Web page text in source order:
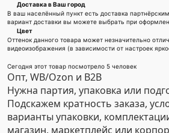
Доставка в Ваш город
В ваш населённый пункт есть доставка
вариант доставки вы можете выбрать при
Цвет
Оттенок данного товара может незначительно
видеоизображения (в зависимости от настроек
Сегодня этот товар посмотрело 5 человек
Опт, WB/Ozon и B2B
Нужна партия, упаковка или
Подскажем кратность заказа,
варианты упаковки,
магазин, маркетплейс или